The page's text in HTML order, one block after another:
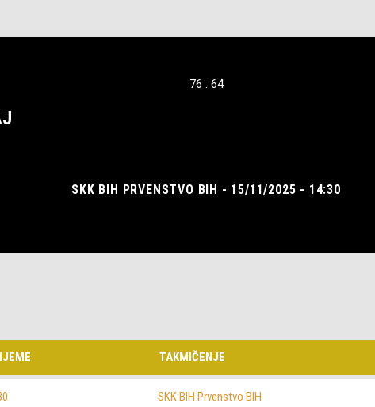
76 : 64
SKK BIH PRVENSTVO BIH - 15/11/2025 - 14:30
TAKMIČENJE
SKK BIH Prvenstvo BIH